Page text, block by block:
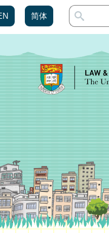
简体